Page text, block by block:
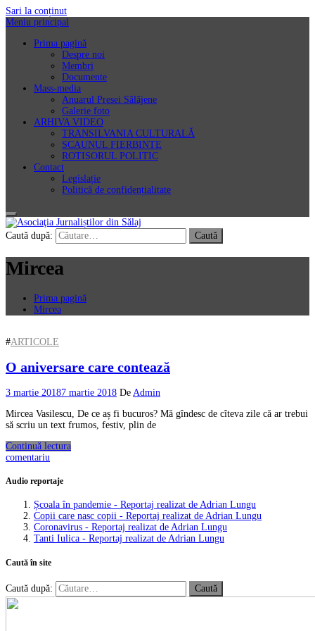
Sari la conținut
Meniu principal
Prima pagină
Despre noi
Membri
Documente
Mass-media
Anuarul Presei Sălăjene
Galerie foto
ARHIVA VIDEO
TRANSILVANIA CULTURALĂ
SCAUNUL FIERBINTE
ROTISORUL POLITIC
Contact
Legislație
Politică de confidențialitate
Asociaţia Jurnaliștilor din Sălaj
Caută după:
Mircea
Prima pagină
Mircea
#ARTICOLE
O aniversare care contează
3 martie 20187 martie 2018 De Admin
Mircea Vasilescu, De ce aș fi bucuros? Mă gîndesc de cîteva zile că ar trebui
să scriu un text frumos, festiv, plin de
Continuă lectura
comentariu
Audio reportaje
Școala în pandemie - Reportaj realizat de Adrian Lungu
Copii care nasc copii - Reportaj realizat de Adrian Lungu
Coronavirus - Reportaj realizat de Adrian Lungu
Tanti Iulica - Reportaj realizat de Adrian Lungu
Caută în site
Caută după: